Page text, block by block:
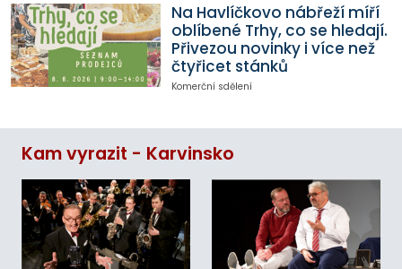
Na Havlíčkovo nábřeží míří
oblíbené Trhy, co se hledají.
Přivezou novinky i více než
čtyřicet stánků
Komerční sdělení
Kam vyrazit - Karvinsko